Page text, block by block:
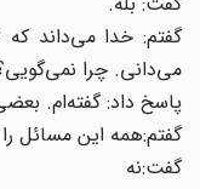
گفتم: خدا می‌داند
می‌دانی. چرا نمی‌گویی؟
پاسخ داد: گفته‌ام.
گفتم:‌همه این مسائل را
گفت:‌نه